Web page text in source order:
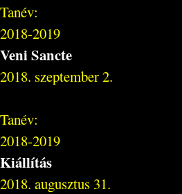
Tanév:
2018-2019
Veni Sancte
2018. szeptember 2.
Tanév:
2018-2019
Kiállítás
2018. augusztus 31.